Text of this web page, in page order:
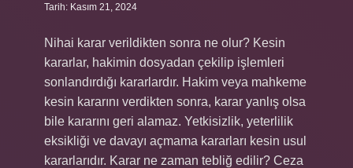
Tarih: Kasım 21, 2024
Nihai karar verildikten sonra ne olur? Kesin
kararlar, hakimin dosyadan çekilip işlemleri
sonlandırdığı kararlardır. Hakim veya mahkeme
kesin kararını verdikten sonra, karar yanlış olsa
bile kararını geri alamaz. Yetkisizlik, yeterlilik
eksikliği ve davayı açmama kararları kesin usul
kararlarıdır. Karar ne zaman tebliğ edilir? Ceza